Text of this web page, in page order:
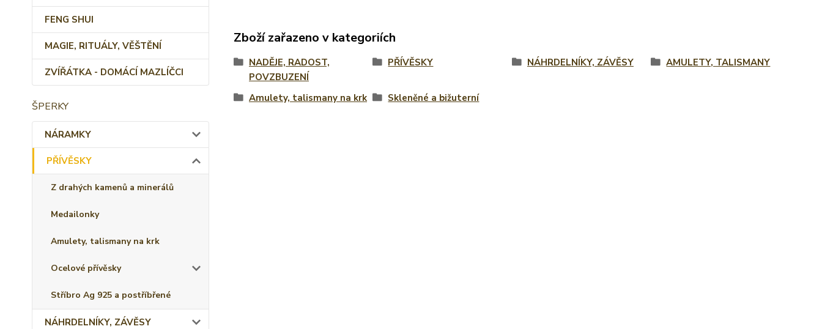
FENG SHUI
MAGIE, RITUÁLY, VĚŠTĚNÍ
ZVÍŘÁTKA - DOMÁCÍ MAZLÍČCI
ŠPERKY
NÁRAMKY
PŘÍVĚSKY
Z drahých kamenů a minerálů
Medailonky
Amulety, talismany na krk
Ocelové přívěsky
Stříbro Ag 925 a postříbřené
NÁHRDELNÍKY, ZÁVĚSY
Zboží zařazeno v kategoriích
NADĚJE, RADOST,
POVZBUZENÍ
PŘÍVĚSKY NÁHRDELNÍKY, ZÁVĚSY AMULETY, TALISMANY
Amulety, talismany na krk Skleněné a bižuterní